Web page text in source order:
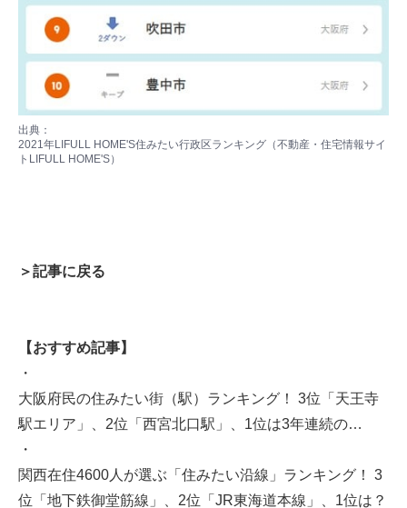
出典：
2021年LIFULL HOME'S住みたい行政区ランキング（不動産・住宅情報サイ
トLIFULL HOME'S）
＞記事に戻る
【おすすめ記事】
・
大阪府民の住みたい街（駅）ランキング！ 3位「天王寺
駅エリア」、2位「西宮北口駅」、1位は3年連続の…
・
関西在住4600人が選ぶ「住みたい沿線」ランキング！ 3
位「地下鉄御堂筋線」、2位「JR東海道本線」、1位は？